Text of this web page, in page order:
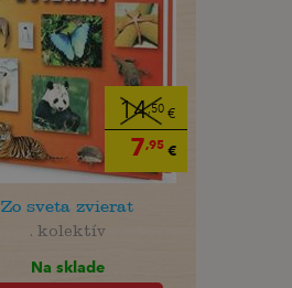
14,50€
7,95€
Zo sveta zvierat
. kolektív
Na sklade